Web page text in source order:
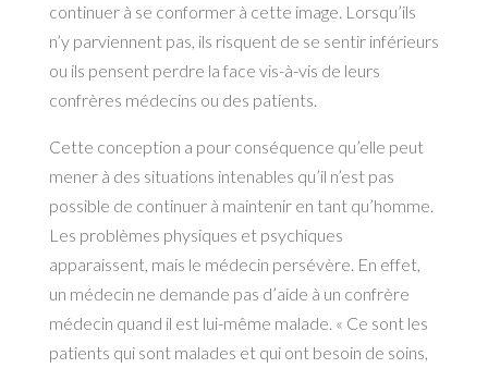
continuer à se conformer à cette image. Lorsqu’ils
n’y parviennent pas, ils risquent de se sentir inférieurs
ou ils pensent perdre la face vis-à-vis de leurs
confrères médecins ou des patients.
Cette conception a pour conséquence qu’elle peut
mener à des situations intenables qu’il n’est pas
possible de continuer à maintenir en tant qu’homme.
Les problèmes physiques et psychiques
apparaissent, mais le médecin persévère. En effet,
un médecin ne demande pas d’aide à un confrère
médecin quand il est lui-même malade. « Ce sont les
patients qui sont malades et qui ont besoin de soins,